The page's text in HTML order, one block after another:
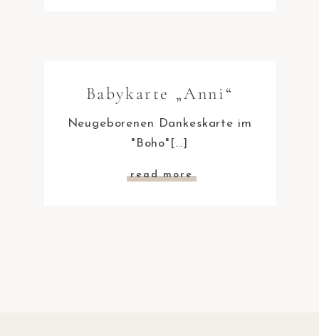
Babykarte „Anni“
Neugeborenen Dankeskarte im
"Boho"[...]
read more